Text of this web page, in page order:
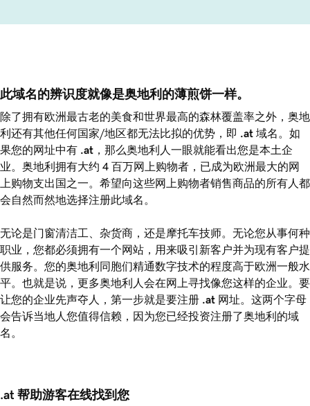
此域名的辨识度就像是奥地利的薄煎饼一样。
除了拥有欧洲最古老的美食和世界最高的森林覆盖率之外，奥地
利还有其他任何国家/地区都无法比拟的优势，即 .at 域名。如
果您的网址中有 .at ，那么奥地利人一眼就能看出您是本土企
业。奥地利拥有大约 4 百万网上购物者，已成为欧洲最大的网
上购物支出国之一。希望向这些网上购物者销售商品的所有人都
会自然而然地选择注册此域名。
无论是门窗清洁工、杂货商，还是摩托车技师。无论您从事何种
职业，您都必须拥有一个网站，用来吸引新客户并为现有客户提
供服务。您的奥地利同胞们精通数字技术的程度高于欧洲一般水
平。也就是说，更多奥地利人会在网上寻找像您这样的企业。要
让您的企业先声夺人，第一步就是要注册 .at 网址。这两个字母
会告诉当地人您值得信赖，因为您已经投资注册了奥地利的域
名。
.at 帮助游客在线找到您